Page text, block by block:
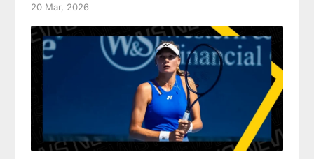
20 Mar, 2026